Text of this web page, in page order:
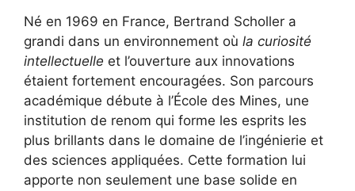
Né en 1969 en France, Bertrand Scholler a
grandi dans un environnement où la curiosité
intellectuelle et l’ouverture aux innovations
étaient fortement encouragées. Son parcours
académique débute à l’École des Mines, une
institution de renom qui forme les esprits les
plus brillants dans le domaine de l’ingénierie et
des sciences appliquées. Cette formation lui
apporte non seulement une base solide en